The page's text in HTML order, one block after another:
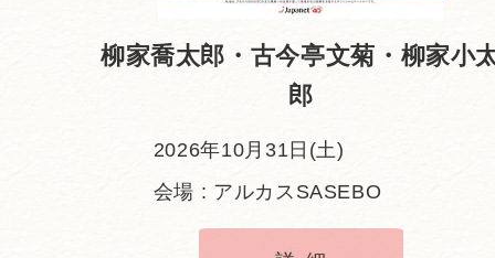
柳家喬太郎・古今亭文菊・柳家小
郎
2026年10月31日(土)
会場 : アルカスSASEBO